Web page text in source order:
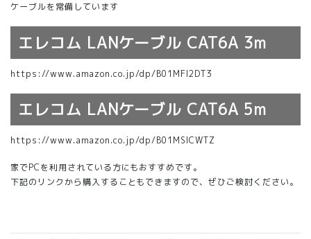
ケーブルを常備しています
エレコム LANケーブル CAT6A 3m
https://www.amazon.co.jp/dp/B01MFI2DT3
エレコム LANケーブル CAT6A 5m
https://www.amazon.co.jp/dp/B01MSICWTZ
家でPCを利用されている方にもおすすめです。
下記のリンクから購入することもできますので、ぜひご検討ください。